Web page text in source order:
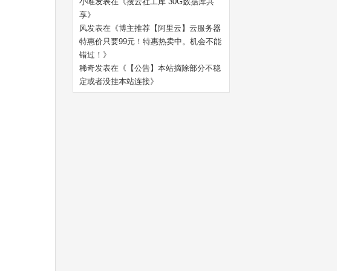
享》
风发表在《博主推荐【阿里云】云服务器
特惠价只要99元！特惠热卖中。机会不能
错过！ 》
稀奇发表在《 【公告】本站摘除部分不稳
定或者没挂本站连接》